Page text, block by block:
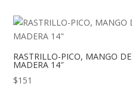
RASTRILLO-PICO, MANGO DE
MADERA 14″
$151